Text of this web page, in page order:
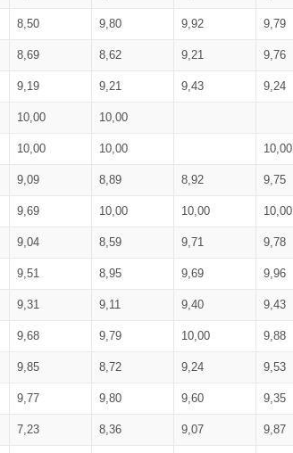
8,50 9,80 9,92 9,79
8,69 8,62 9,21 9,76
9,19 9,21 9,43 9,24
10,00 10,00
10,00 10,00 10,00
9,09 8,89 8,92 9,75
9,69 10,00 10,00 10,00
9,04 8,59 9,71 9,78
9,51 8,95 9,69 9,96
9,31 9,11 9,40 9,43
9,68 9,79 10,00 9,88
9,85 8,72 9,24 9,53
9,77 9,80 9,60 9,35
7,23 8,36 9,07 9,87